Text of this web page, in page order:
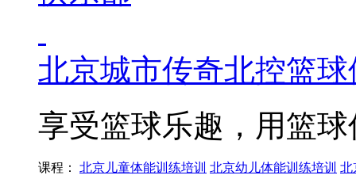
北京城市传奇北控篮
享受篮球乐趣，用篮
课程： 北京儿童体能训练培训 北京幼儿体能训练培训 北